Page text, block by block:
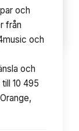
10avsnitt
och
från
och
och
10 495